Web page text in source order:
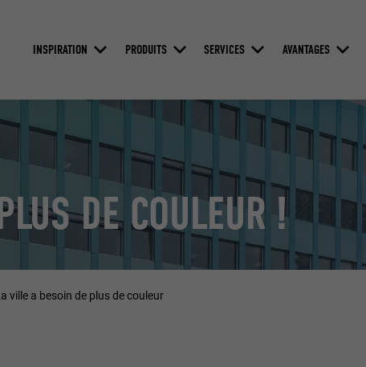
INSPIRATION PRODUITS SERVICES AVANTAGES
DE COULEUR !
ville a besoin de plus de couleur